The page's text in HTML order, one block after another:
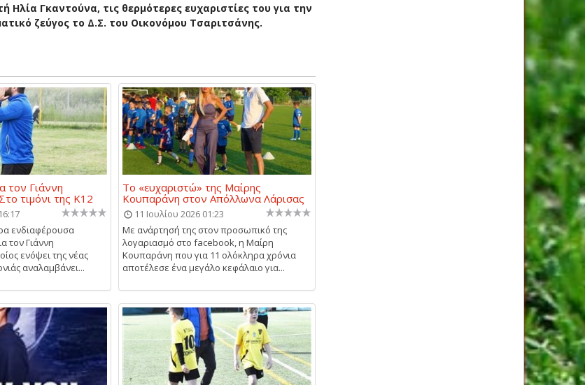
Γκαντούνα, τις θερμότερες ευχαριστίες του για την
ζεύγος το Δ.Σ. του Οικονόμου Τσαριτσάνης.
τον Γιάννη
τιμόνι της Κ12
ενδιαφέρουσα
τον Γιάννη
ενόψει της νέας
αναλαμβάνει...
Το «ευχαριστώ» της Μαίρης
Κουπαράνη στον Απόλλωνα Λάρισας
11 Ιουλίου 2026 01:23
Με ανάρτησή της στον προσωπικό της
λογαριασμό στο facebook, η Μαίρη
Κουπαράνη που για 11 ολόκληρα χρόνια
αποτέλεσε ένα μεγάλο κεφάλαιο για...